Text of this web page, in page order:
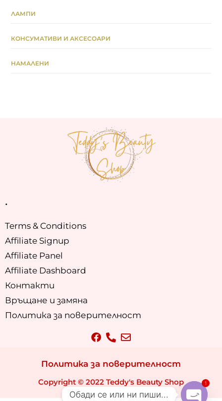
ЛАМПИ
КОНСУМАТИВИ И АКСЕСОАРИ
НАМАЛЕНИ
.
Terms & Conditions
Affiliate Signup
Affiliate Panel
Affiliate Dashboard
Контакти
Връщане и замяна
Политика за поверителност
Политика за поверителност
Copyright © 2022 Teddy's Beauty Shop
Обади се или ни пиши...
1